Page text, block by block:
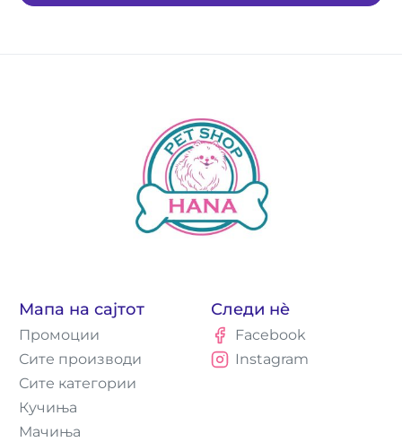
Мапа на сајтот
Промоции
Сите производи
Сите категории
Кучиња
Мачиња
Следи нè
Facebook
Instagram